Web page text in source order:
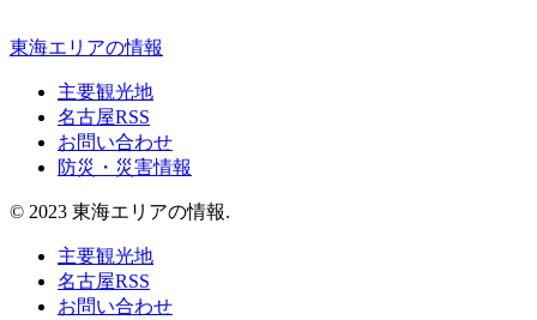
東海エリアの情報
主要観光地
名古屋RSS
お問い合わせ
防災・災害情報
© 2023 東海エリアの情報.
主要観光地
名古屋RSS
お問い合わせ